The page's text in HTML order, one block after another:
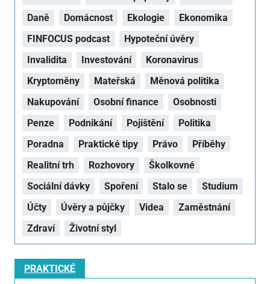
Daně
Domácnost Ekologie
Ekonomika
FINFOCUS podcast
Hypoteční úvěry
Invalidita
Investování
Koronavirus
Kryptoměny
Mateřská
Měnová politika
Nakupování
Osobní finance
Osobnosti
Penze
Podnikání Pojištění
Politika
Poradna
Praktické tipy Právo
Příběhy
Realitní trh
Rozhovory
Školkovné
Sociální dávky
Spoření Stalo se
Studium
Účty
Úvěry a půjčky Videa
Zaměstnání
Zdraví
Životní styl
PRAKTICKÉ